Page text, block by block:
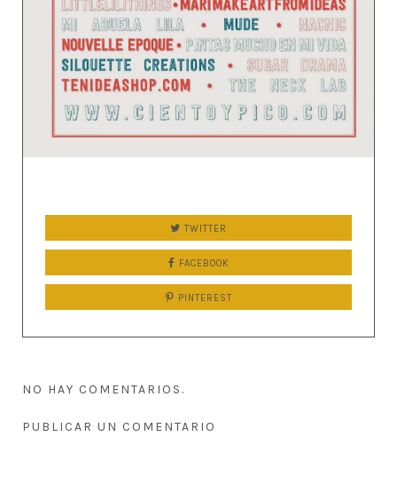
TWITTER
FACEBOOK
PINTEREST
NO HAY COMENTARIOS.
PUBLICAR UN COMENTARIO